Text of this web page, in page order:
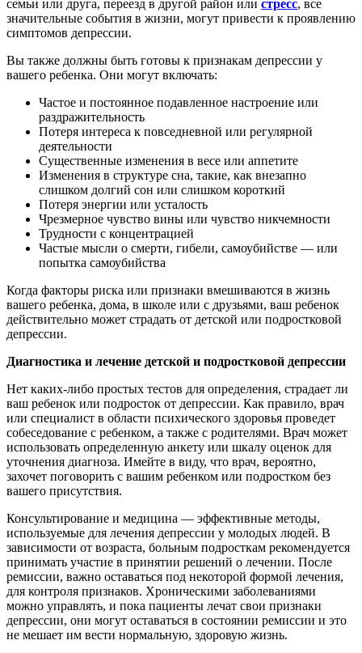
семьи или друга, переезд в другой район или стресс, все
значительные события в жизни, могут привести к проявлению
симптомов депрессии.
Вы также должны быть готовы к признакам депрессии у
вашего ребенка. Они могут включать:
Частое и постоянное подавленное настроение или
раздражительность
Потеря интереса к повседневной или регулярной
деятельности
Существенные изменения в весе или аппетите
Изменения в структуре сна, такие, как внезапно
слишком долгий сон или слишком короткий
Потеря энергии или усталость
Чрезмерное чувство вины или чувство никчемности
Трудности с концентрацией
Частые мысли о смерти, гибели, самоубийстве — или
попытка самоубийства
Когда факторы риска или признаки вмешиваются в жизнь
вашего ребенка, дома, в школе или с друзьями, ваш ребенок
действительно может страдать от детской или подростковой
депрессии.
Диагностика и лечение детской и подростковой депрессии
Нет каких-либо простых тестов для определения, страдает ли
ваш ребенок или подросток от депрессии. Как правило, врач
или специалист в области психического здоровья проведет
собеседование с ребенком, а также с родителями. Врач может
использовать определенную анкету или шкалу оценок для
уточнения диагноза. Имейте в виду, что врач, вероятно,
захочет поговорить с вашим ребенком или подростком без
вашего присутствия.
Консультирование и медицина — эффективные методы,
используемые для лечения депрессии у молодых людей. В
зависимости от возраста, больным подросткам рекомендуется
принимать участие в принятии решений о лечении. После
ремиссии, важно оставаться под некоторой формой лечения,
для контроля признаков. Хроническими заболеваниями
можно управлять, и пока пациенты лечат свои признаки
депрессии, они могут оставаться в состоянии ремиссии и это
не мешает им вести нормальную, здоровую жизнь.